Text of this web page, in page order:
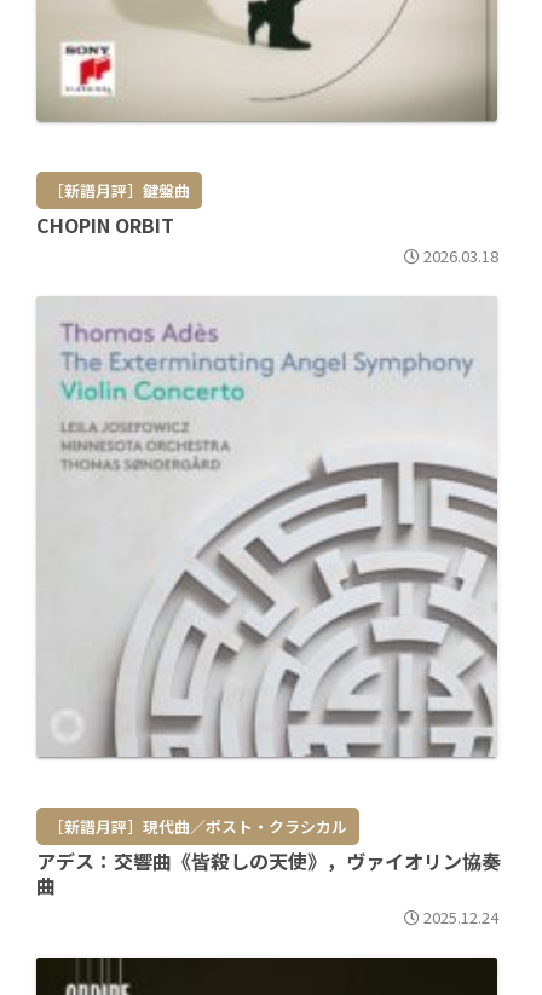
［新譜月評］鍵盤曲
CHOPIN ORBIT
2026.03.18
［新譜月評］現代曲／ポスト・クラシカル
アデス：交響曲《皆殺しの天使》，ヴァイオリン協奏
曲
2025.12.24